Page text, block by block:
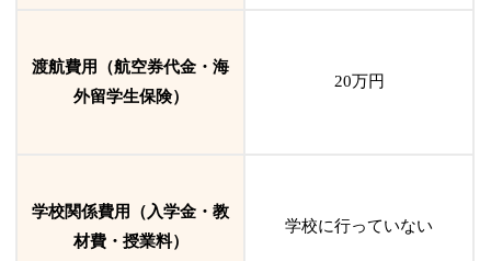
渡航費用（航空券代金・海
外留学生保険）
20万円
学校関係費用（入学金・教
材費・授業料）
学校に行っていない